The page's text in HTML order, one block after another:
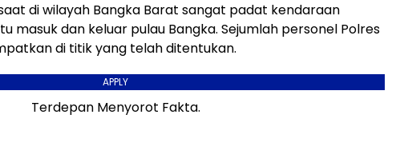
di wilayah Bangka Barat sangat padat kendaraan
masuk dan keluar pulau Bangka. Sejumlah personel Polres
di titik yang telah ditentukan.
APPLY
Terdepan Menyorot Fakta.